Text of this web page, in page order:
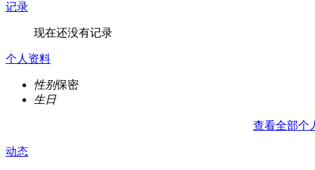
记录
现在还没有记录
个人资料
性别保密
生日
查看全部个
动态